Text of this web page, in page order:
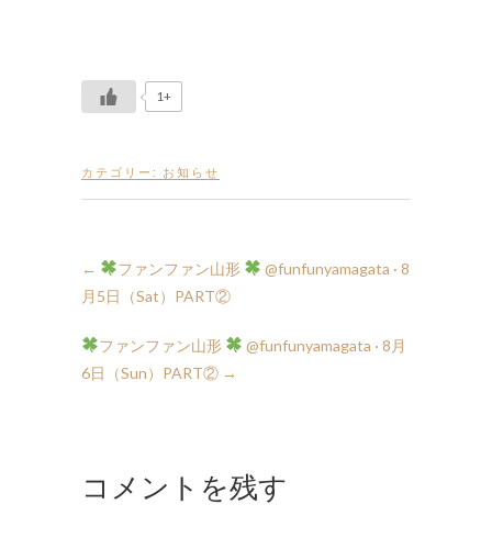
1+
カテゴリー: お知らせ
← ファンファン山形
月5日（Sat）PART②
ファンファン山形
6日（Sun）PART② →
コメントを残す